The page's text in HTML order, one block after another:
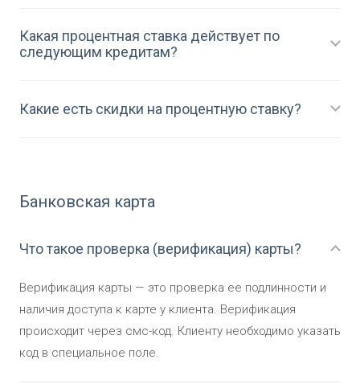
Какая процентная ставка действует по
следующим кредитам?
Какие есть скидки на процентную ставку?
Банковская карта
Что такое проверка (верификация) карты?
Верификация карты — это проверка ее подлинности и
наличия доступа к карте у клиента. Верификация
происходит через смс-код. Клиенту необходимо указать
код в специальное поле.